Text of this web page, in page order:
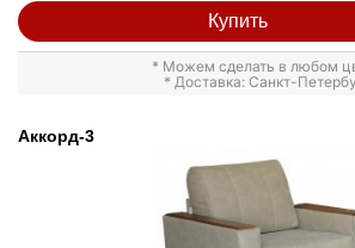
Купить
* Можем сделать в любом
* Доставка: Санкт-
Аккорд-3